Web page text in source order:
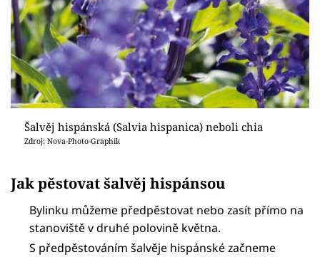
Šalvěj hispánská (Salvia hispanica) neboli chia
Zdroj: Nova-Photo-Graphik
Jak pěstovat šalvěj hispánsou
Bylinku můžeme předpěstovat nebo zasít přímo na
stanoviště v druhé polovině května.
S předpěstováním šalvěje hispánské začneme